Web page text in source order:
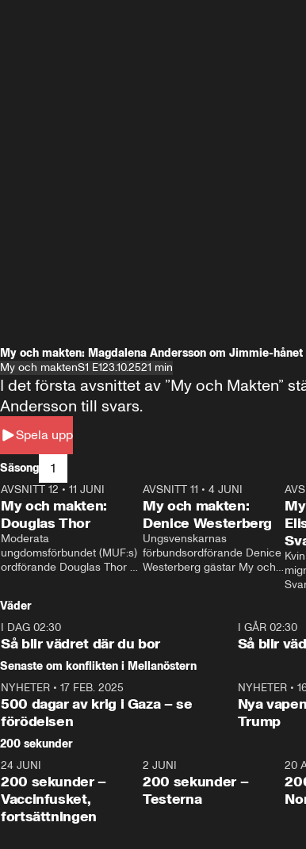
My och makten: Magdalena Andersson om Jimmie-hånet
My och maktenS1 E123.10.2521 min
Spela upp
I det första avsnittet av ”My och Makten”
Andersson till svars.
Säsong 1
26:27
AVSNITT 12 • 11 JUNI
My och makten:
Douglas Thor
Moderata
ungdomsförbundet (MUF:s)
ordförande Douglas Thor
tonårsutvisningarna och hur
Moderaterna ska locka
väljare till valet i höst.
23:40
AVSNITT 11 •4 JUNI
My och makten:
Denice Westerberg
Ungsvenskarnas
förbundsordförande Denice
Westerberg gästar My och
Väder
I DAG 02:30
Så blir vädret där du bor
I GÅR 02:30
Så blir
Senaste om konflikten i Mellanöstern
NYHETER • 17 FEB. 2025
500 dagar av krig i Gaza – se
förödelsen
NYHETER•
Nya
Trump
200 sekunder
5:00
24 JUNI
200 sekunder –
Vaccinfusket,
fortsättningen
4:23
2 JUNI
200 sekunder –
Testerna
20